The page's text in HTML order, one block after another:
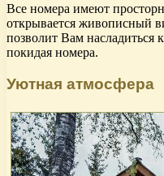
Все номера имеют
открывается живописный
позволит Вам насладиться
покидая номера.
Уютная атмосфера